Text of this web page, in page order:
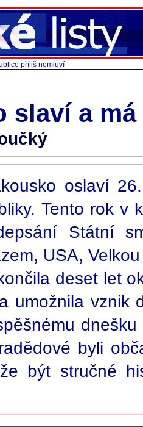
příliš nemluví
slaví a
oslaví
Tento rok v
Státní
USA,
deset let
umožnila vznik
byli
být stručné